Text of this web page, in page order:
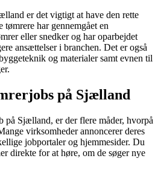
er det vigtigt at have den rette
har gennemgået en
eller snedker og har oparbejdet
ansættelser i branchen. Det er også
og materialer samt evnen til
på Sjælland
på Sjælland, er der flere måder, hvorpå
virksomheder annoncerer deres
jobportaler og hjemmesider. Du
direkte for at høre, om de søger nye